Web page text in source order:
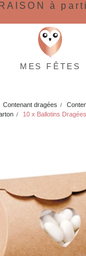
à
MES FÊTES
Contenant dragées
10 x Ballotins